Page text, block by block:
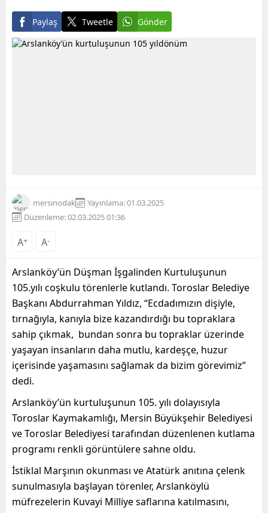
Paylaş Tweetle Gönder
mersinodak
Yayınlama: 01.03.2025
Düzenleme: 02.03.2025 01:36
A+ A-
Arslanköy’ün Düşman İşgalinden Kurtuluşunun
105.yılı coşkulu törenlerle kutlandı. Toroslar Belediye
Başkanı Abdurrahman Yıldız, “Ecdadımızın dişiyle,
tırnağıyla, kanıyla bize kazandırdığı bu topraklara
sahip çıkmak, bundan sonra bu topraklar üzerinde
yaşayan insanların daha mutlu, kardeşçe, huzur
içerisinde yaşamasını sağlamak da bizim görevimiz”
dedi.
Arslanköy’ün kurtuluşunun 105. yılı dolayısıyla
Toroslar Kaymakamlığı, Mersin Büyükşehir Belediyesi
ve Toroslar Belediyesi tarafından düzenlenen kutlama
programı renkli görüntülere sahne oldu.
İstiklal Marşının okunması ve Atatürk anıtına çelenk
sunulmasıyla başlayan törenler, Arslanköylü
müfrezelerin Kuvayi Milliye saflarına katılmasını,